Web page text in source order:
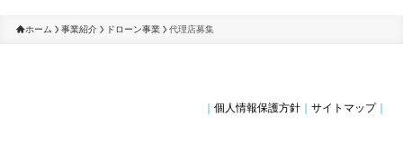
ホーム 事業紹介 ドローン事業 代理店募集
｜個人情報保護方針 ｜サイトマップ｜